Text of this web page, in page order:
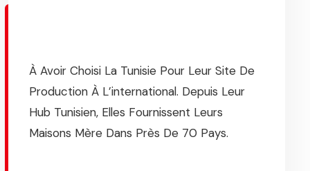
À Avoir Choisi La Tunisie Pour Leur Site De
Production À L’international. Depuis Leur
Hub Tunisien, Elles Fournissent Leurs
Maisons Mère Dans Près De 70 Pays.